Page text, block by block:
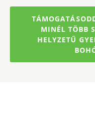
MINÉL TÖBB
HELYZETŰ